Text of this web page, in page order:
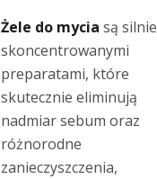
Żele do mycia są silnie
skoncentrowanymi
preparatami, które
skutecznie eliminują
nadmiar sebum oraz
różnorodne
zanieczyszczenia,